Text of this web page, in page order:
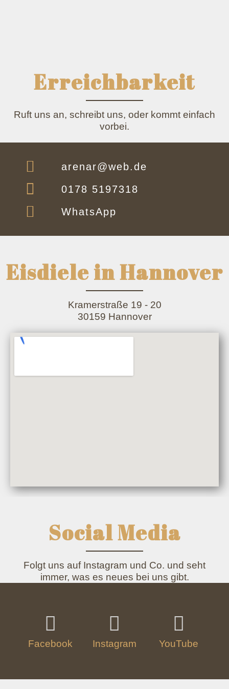
Erreichbarkeit
Ruft uns an, schreibt uns, oder kommt einfach
vorbei.
arenar@web.de
0178 5197318
WhatsApp
Eisdiele in Hannover
Kramerstraße 19 - 20
30159 Hannover
Social Media
Folgt uns auf Instagram und Co. und seht
immer, was es neues bei uns gibt.
Facebook Instagram YouTube